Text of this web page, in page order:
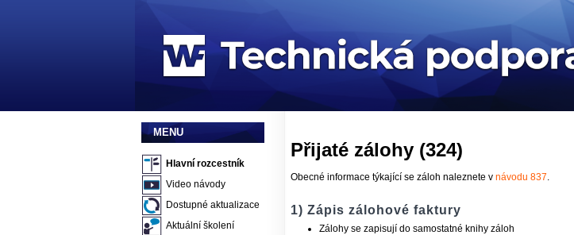
MENU
Hlavní rozcestník
Video návody
Dostupné aktualizace
Aktuální školení
Přijaté zálohy (324)
Obecné informace týkající se záloh naleznete v návodu 837.
1) Zápis zálohové faktury
Zálohy se zapisují do samostatné knihy záloh